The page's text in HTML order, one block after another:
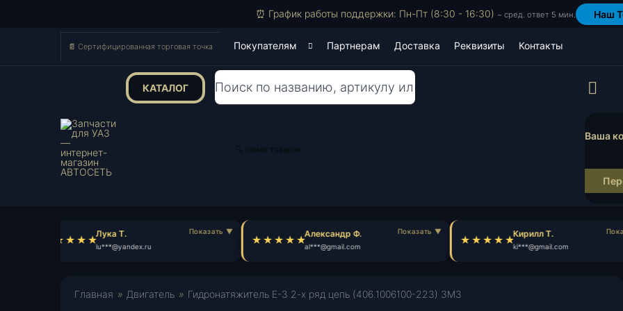
⏰ График работы поддержки: Пн-Пт (8:30 - 16:30) ~ сред. ответ 5 мин. Наш
📄 Сертифицированная торговая точка Покупателям Партнерам Доставка Реквизиты Контакты
КАТАЛОГ Поиск
🔍 поиск товаров
Ваша
Лука Т.
lu***@yandex.ru
Александр Ф.
al***@gmail.com
Кирилл Т.
ki***@gmail.com
Главная » Двигатель » Гидронатяжитель Е-3 2-х ряд цепь (406.1006100-223) ЗМЗ